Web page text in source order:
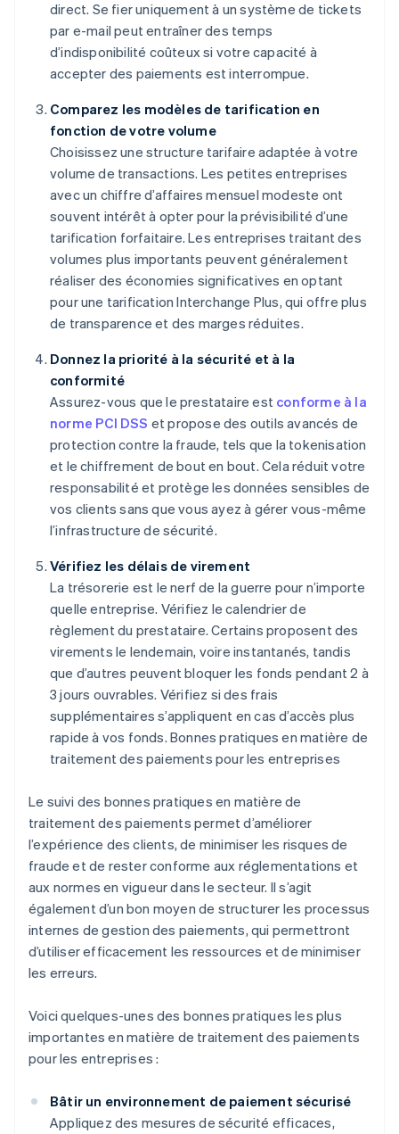
direct. Se fier uniquement à un système de tickets
par e-mail peut entraîner des temps
d’indisponibilité coûteux si votre capacité à
accepter des paiements est interrompue.
Comparez les modèles de tarification en
fonction de votre volume
Choisissez une structure tarifaire adaptée à votre
volume de transactions. Les petites entreprises
avec un chiffre d’affaires mensuel modeste ont
souvent intérêt à opter pour la prévisibilité d’une
tarification forfaitaire. Les entreprises traitant des
volumes plus importants peuvent généralement
réaliser des économies significatives en optant
pour une tarification Interchange Plus, qui offre plus
de transparence et des marges réduites.
Donnez la priorité à la sécurité et à la
conformité
Assurez-vous que le prestataire est conforme à la
norme PCI DSS et propose des outils avancés de
protection contre la fraude, tels que la tokenisation
et le chiffrement de bout en bout. Cela réduit votre
responsabilité et protège les données sensibles de
vos clients sans que vous ayez à gérer vous-même
l’infrastructure de sécurité.
Vérifiez les délais de virement
La trésorerie est le nerf de la guerre pour n’importe
quelle entreprise. Vérifiez le calendrier de
règlement du prestataire. Certains proposent des
virements le lendemain, voire instantanés, tandis
que d’autres peuvent bloquer les fonds pendant 2 à
3 jours ouvrables. Vérifiez si des frais
supplémentaires s’appliquent en cas d’accès plus
rapide à vos fonds. Bonnes pratiques en matière de
traitement des paiements pour les entreprises
Le suivi des bonnes pratiques en matière de
traitement des paiements permet d’améliorer
l’expérience des clients, de minimiser les risques de
fraude et de rester conforme aux réglementations et
aux normes en vigueur dans le secteur. Il s’agit
également d’un bon moyen de structurer les processus
internes de gestion des paiements, qui permettront
d’utiliser efficacement les ressources et de minimiser
les erreurs.
Voici quelques-unes des bonnes pratiques les plus
importantes en matière de traitement des paiements
pour les entreprises :
Bâtir un environnement de paiement sécurisé
Appliquez des mesures de sécurité efficaces,